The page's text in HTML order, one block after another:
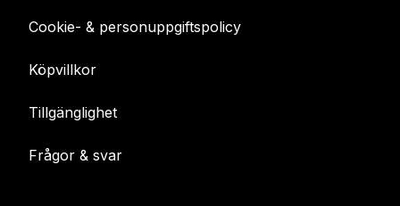
Cookie- & personuppgiftspolicy
Köpvillkor
Tillgänglighet
Frågor & svar